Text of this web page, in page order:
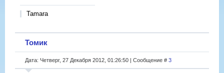
Tamara
Томик
Дата: Четверг, 27 Декабря 2012, 01:26:50 | Сообщение # 3